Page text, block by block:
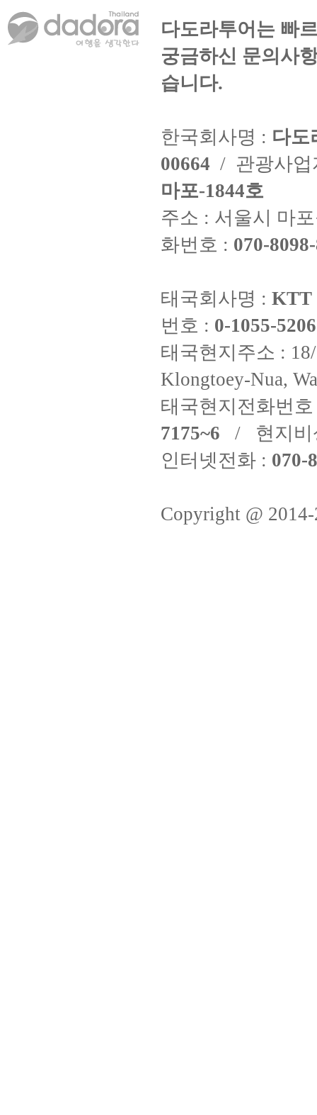
다도라투어는 빠
궁금하신 문의사
습니다.
한국회사명 : 다도
00664 / 관광사
마포-1844호
주소 : 서울시 마
화번호 : 070-
태국회사명 : KTT
번호 : 0-1055-
태국현지주소 :
Klongtoey-Nua,
태국현지전화번
7175~6 / 현지비
인터넷전화 : 070-
Copyright @